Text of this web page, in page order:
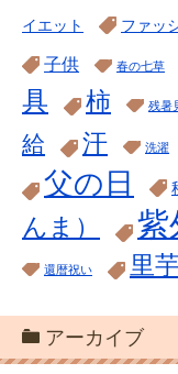
イエット ファッ
子供
春の七草
具
柿 残暑
給
汗 洗濯
父の日
んま）
紫
還暦祝い 里芋
アーカイブ